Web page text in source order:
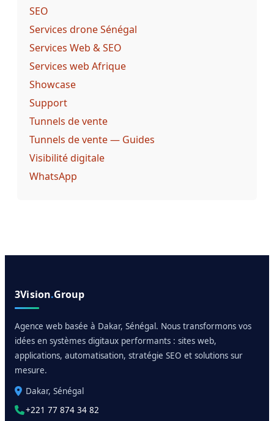
SEO
Services drone Sénégal
Services Web & SEO
Services web Afrique
Showcase
Support
Tunnels de vente
Tunnels de vente — Guides
Visibilité digitale
WhatsApp
3Vision.Group
Agence web basée à Dakar, Sénégal. Nous transformons vos
idées en systèmes digitaux performants : sites web,
applications, automatisation, stratégie SEO et solutions sur
mesure.
Dakar, Sénégal
+221 77 874 34 82